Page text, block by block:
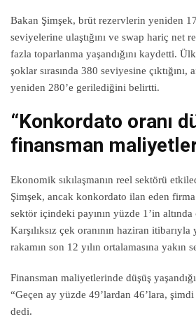
Bakan Şimşek, brüt rezervlerin yeniden
seviyelerine ulaştığını ve swap hariç net
fazla toparlanma yaşandığını kaydetti.
şoklar sırasında 380 seviyesine çıktığını,
yeniden 280’e gerilediğini belirtti.
“Konkordato oranı
finansman
Ekonomik sıkılaşmanın reel sektörü
Şimşek, ancak konkordato ilan eden firma
sektör içindeki payının yüzde 1’in
Karşılıksız çek oranının haziran
rakamın son 12 yılın ortalamasına yakın
Finansman maliyetlerinde düşüş
“Geçen ay yüzde 49’lardan 46’lara,
dedi.